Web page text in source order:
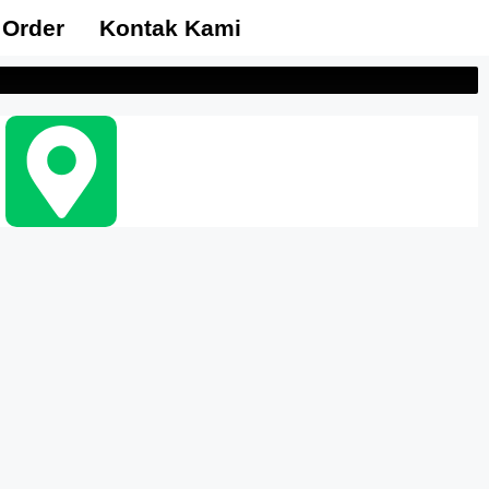
Kontak Kami